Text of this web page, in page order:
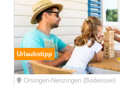
Urlaubstipp
Orsingen-Nenzingen (Bodensee)